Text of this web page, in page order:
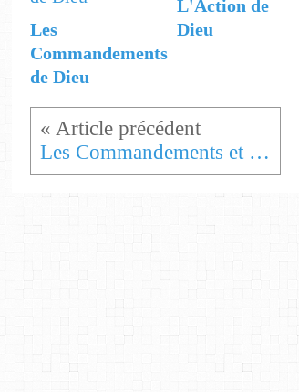
Les
Commandements
de Dieu
L'Action de
Dieu
Les Commandements et les Béatitudes